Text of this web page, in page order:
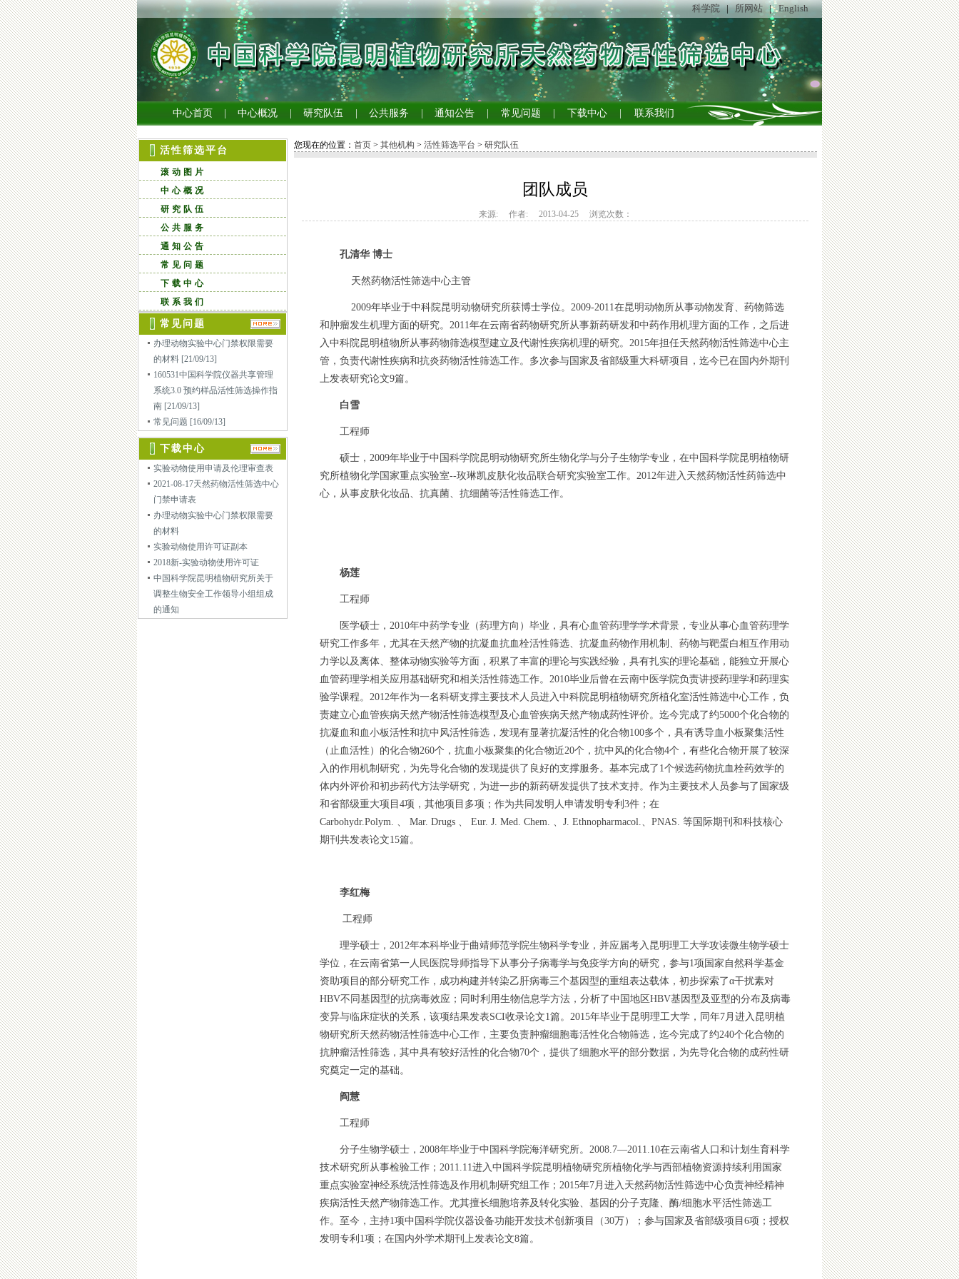
科学院 | 所网站 | English
中心首页 中心概况 研究队伍 公共服务 通知公告 常见问题 下载中心 联系我们
活性筛选平台
滚动图片
中心概况
研究队伍
公共服务
通知公告
常见问题
下载中心
联系我们
常见问题
办理动物实验中心门禁权限需要
的材料 [21/09/13]
160531中国科学院仪器共享管理
系统3.0 预约样品活性筛选操作指
南 [21/09/13]
常见问题 [16/09/13]
下载中心
实验动物使用申请及伦理审查表
2021-08-17天然药物活性筛选中心
门禁申请表
办理动物实验中心门禁权限需要
的材料
实验动物使用许可证副本
2018新-实验动物使用许可证
中国科学院昆明植物研究所关于
调整生物安全工作领导小组组成
的通知
您现在的位置： 首页> 其他机构 > 活性筛选平台 > 研究队伍
团队成员
来源: 作者: 2013-04-25 浏览次数：
孔清华 博士
天然药物活性筛选中心主管
2009年毕业于中科院昆明动物研究所获博士学位。2009-2011在昆明动物所从事动物发育、药物筛选
和 肿瘤发生机理方面的研究。 2011年在云南省药物研究所从事新药研发和中药作用机理方面的工作， 之后进
入中科院昆明植物所从事药物筛选模型建立及代谢性疾病机理的研究。 2015年担任天然药物活性筛选中心主
管， 负责代谢性疾病和抗炎药物活性筛选工作。多次参与国家及省部级重大科研项目，迄今已在国内外期刊
上发表研究论文9篇。
白雪
工程师
硕士，2009年毕业于中国科学院昆明动物研究所生物化学与分子生物学专业，在中国科学院昆明植物研
究所植物化学国家重点实验室--玫琳凯皮肤化妆品联合研究实验室工作。2012年进入天然药物活性药筛选中
心，从事皮肤化妆品、抗真菌、抗细菌等活性筛选工作。
杨莲
工程师
医学硕士， 2010年中药学专业（药理方向）毕业，具有心血管药理学学术背景，专业从事心血管药理学
研究工作多年，尤其在天然产物的抗凝血抗血栓活性筛选、抗凝血药物作用机制、 药物与靶蛋白相互作用动
力学以及离体、整体动物实验等方面， 积累了丰富的理论与实践经验，具有扎实的理论基础，能独立开展心
血管药理学相关应用基础研究和相关活性筛选工作。 2010毕业后曾在云南中医学院负责讲授药理学和药理实
验学课程。 2012年作为一名科研支撑主要技术人员进入中科院昆明植物研究所植化室活性筛选中心工作 ， 负
责建立心血管疾病天然产物活性筛选模型及心血管疾病天然产物成药性评价。迄今完成了约5000个化合物的
抗凝血和血小板活性和抗中风活性筛选，发现有显著抗凝活性的化合物100多个， 具有诱导血小板聚集活性
（止血活性）的化合物260个，抗血小板聚集的化合物近20个，抗中风的化合物4个，有些化合物开展了较深
入的作用机制研究 ， 为先导化合物的发现提供了良好的支撑服务。 基本完成了 1个候选药物抗血栓药效学的
体内外评价和初步药代方法学研究，为进一步的新药研发提供了技术支持。 作为主要技术人员参与了国家级
和省部级重大项目 4项，其他项目多项 ； 作为共同发明人申请发明专利 3件；在
Carbohydr.Polym. 、 Mar. Drugs 、 Eur. J. Med. Chem. 、 J. Ethnopharmacol.、PNAS. 等国际期刊和科技核心
期刊共发表论文15篇。
李红梅
工程师
理学硕士，2012年本科毕业于曲靖师范学院生物科学专业，并应届考入昆明理工大学攻读微生物学硕士
学位，在云南省第一人民医院导师指导下从事分子病毒学与免疫学方向的研究，参与1项国家自然科学基金
资助项目的部分研究工作，成功构建并转染乙肝病毒三个基因型的重组表达载体，初步探索了α干扰素对
HBV不同基因型的抗病毒效应；同时利用生物信息学方法，分析了中国地区HBV基因型及亚型的分布及病毒
变异与临床症状的关系，该项结果发表SCI收录论文1篇。2015年毕业于昆明理工大学，同年7月进入昆明植
物研究所天然药物活性筛选中心工作，主要负责肿瘤细胞毒活性化合物筛选，迄今完成了约240个化合物的
抗肿瘤活性筛选，其中具有较好活性的化合物70个，提供了细胞水平的部分数据，为先导化合物的成药性研
究奠定一定的基础。
阎慧
工程师
分子生物学硕士， 2008年毕业于中国科学院海洋研究所。 2008.7—2011.10在云南省人口和计划生育科学
技术研究所从事检验工作； 2011.11进入中国科学院昆明植物研究所植物化学与西部植物资源持续利用国家
重点实验室神经系统活性筛选及作用机制研究组工作； 2015年7月进入天然药物活性筛选中心负责神经精神
疾病活性天然产物筛选工作。尤其擅长细胞培养及转化实验、基因的分子克隆、酶/细胞水平活性筛选工
作。至今，主持1项中国科学院仪器设备功能开发技术创新项目（30万）；参与国家及省部级项目 6项；授权
发明专利 1项；在国内外学术期刊上发表论文8篇。